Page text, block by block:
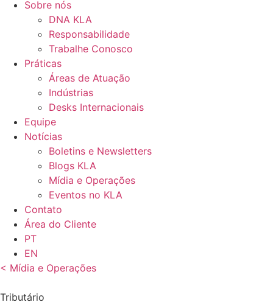
Sobre nós
DNA KLA
Responsabilidade
Trabalhe Conosco
Práticas
Áreas de Atuação
Indústrias
Desks Internacionais
Equipe
Notícias
Boletins e Newsletters
Blogs KLA
Mídia e Operações
Eventos no KLA
Contato
Área do Cliente
PT
EN
< Mídia e Operações
Tributário